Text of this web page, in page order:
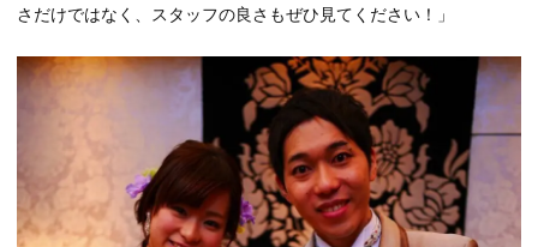
さだけではなく、スタッフの良さもぜひ見てください！」